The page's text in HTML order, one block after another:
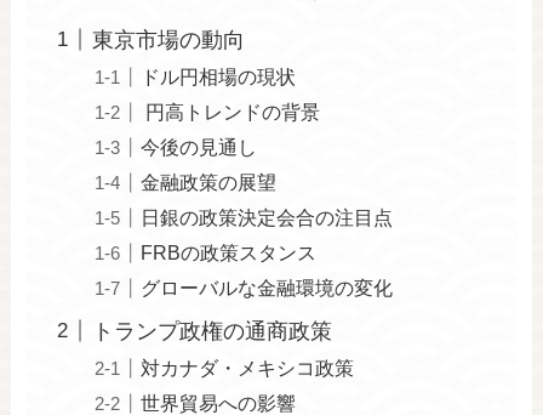
東京市場の動向
ドル円相場の現状
円高トレンドの背景
今後の見通し
金融政策の展望
日銀の政策決定会合の注目点
FRBの政策スタンス
グローバルな金融環境の変化
トランプ政権の通商政策
対カナダ・メキシコ政策
世界貿易への影響